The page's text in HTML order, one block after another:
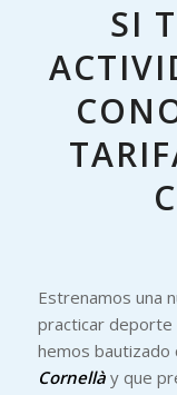
SI
Estrenamos una
practicar deporte
hemos bautizado
Cornellày que